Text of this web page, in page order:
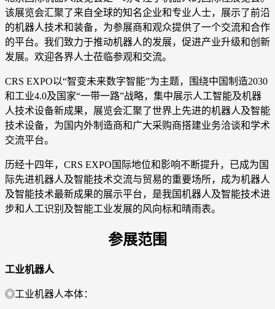
该展览会汇聚了来自全球的知名企业和专业人士，展示了前沿
的机器人技术和装备，为参展商和观众提供了一个交流和合作
的平台。我们致力于推动机器人的发展，促进产业升级和创新
发展。欢迎各界人士莅临参观和交流。
CRS EXPO以“智变未来数字智能”为主题，围绕中国制造2030
和工业4.0及国家“一带一路”战略，集中展示人工智能及机器
人技术设备新成果，展览会汇聚了世界上先进的机器人及智能
技术设备，为国内外制造商和广大采购商搭建业务洽谈和学术
交流平台。
历经十四年，CRS EXPO国际地位和影响不断提升，已成为国
际先进机器人及智能技术交流与贸易的重要场所，成为机器人
及智能技术最新成果的展示平台，是我国机器人及智能技术进
步和人工识别及智能工业发展的风向标和晴雨表。
参展范围
工业机器人
◎工业机器人本体：